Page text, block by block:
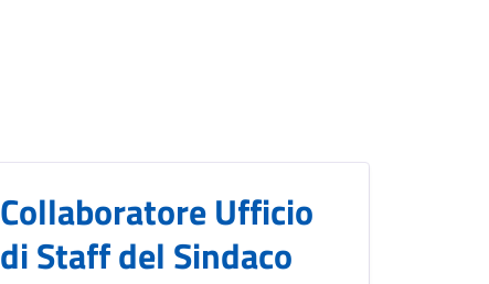
Collaboratore Ufficio
di Staff del Sindaco